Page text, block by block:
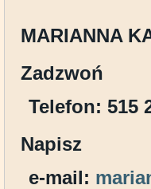
MARIANNA
Zadzwoń
Telefon: 515
Napisz
e-mail: